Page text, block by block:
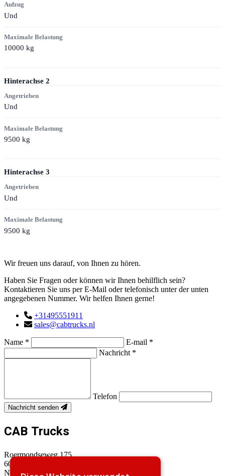
Aufzug
Und
Maximale Belastung
10000 kg
Hinterachse 2
Angetrieben
Und
Maximale Belastung
9500 kg
Hinterachse 3
Angetrieben
Und
Maximale Belastung
9500 kg
Wir freuen uns darauf, von Ihnen zu hören.
Haben Sie Fragen oder können wir Ihnen behilflich sein?
Kontaktieren Sie uns per E-Mail oder telefonisch unter der unten
angegebenen Nummer. Wir helfen Ihnen gerne!
+31495551911
sales@cabtrucks.nl
Name *
E-mail *
Nachricht *
Telefon
Nachricht senden
CAB Trucks
Roermondseweg 175
6005 NJ Weert
Nederland